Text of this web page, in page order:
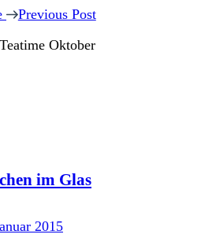
Previous Post
im Glas
2015